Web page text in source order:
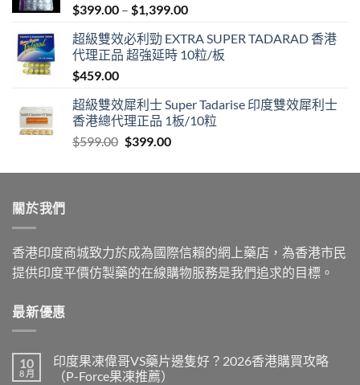
$399.00 – $1,399.00Price
$399.00
through
超級雙效必利勁 EXTRA SUPER TADARAD 香港
代理正品 超強延時 10粒/板
$459.00
超級雙效犀利士 Super Tadarise 印度雙效犀利士
香港總代理正品 1板/10粒
$599.00 Original
was:
$399.00Current
is:
關於我們
香港印度商城致力於成為國際信賴的網上藥店，為香港市民
提供印度平價仿製藥的在線購物服務是我們追求的目標。
最新優惠
10
8 月
印度果凍偉哥VS藥片邊隻好？2026香港購買攻略
（P-Force果凍推薦）